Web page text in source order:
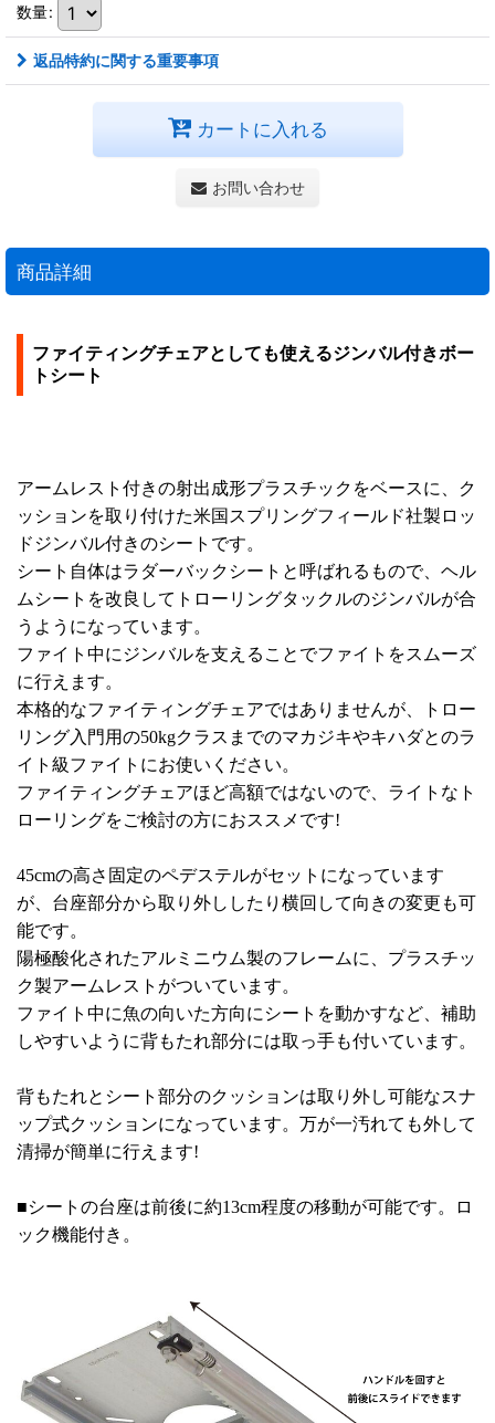
数量:
返品特約に関する重要事項
カートに入れる
お問い合わせ
商品詳細
ファイティングチェアとしても使えるジンバル付きボー
トシート
アームレスト付きの射出成形プラスチックをベースに、ク
ッションを取り付けた米国スプリングフィールド社製ロッ
ドジンバル付きのシートです。
シート自体はラダーバックシートと呼ばれるもので、ヘル
ムシートを改良してトローリングタックルのジンバルが合
うようになっています。
ファイト中にジンバルを支えることでファイトをスムーズ
に行えます。
本格的なファイティングチェアではありませんが、トロー
リング入門用の50kgクラスまでのマカジキやキハダとのラ
イト級ファイトにお使いください。
ファイティングチェアほど高額ではないので、ライトなト
ローリングをご検討の方におススメです!
45cmの高さ固定のペデステルがセットになっています
が、台座部分から取り外ししたり横回して向きの変更も可
能です。
陽極酸化されたアルミニウム製のフレームに、プラスチッ
ク製アームレストがついています。
ファイト中に魚の向いた方向にシートを動かすなど、補助
しやすいように背もたれ部分には取っ手も付いています。
背もたれとシート部分のクッションは取り外し可能なスナ
ップ式クッションになっています。万が一汚れても外して
清掃が簡単に行えます!
■シートの台座は前後に約13cm程度の移動が可能です。ロ
ック機能付き。